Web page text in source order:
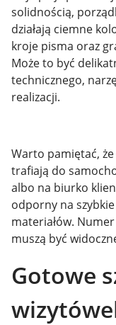
solidnością,
działają ciemne
kroje pisma oraz
Może to być
technicznego,
realizacji.
Warto pamiętać,
trafiają do
albo na biurko
odporny na
materiałów.
muszą być
Gotowe